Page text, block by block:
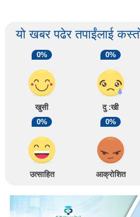
यो खबर पढेर तपाईंलाई
0%
खुसी
0%
दु :खी
0%
उत्साहित
0%
आक्रोशित